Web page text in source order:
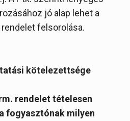
jó alap lehet a
felsorolása.
kötelezettsége
rendelet tételesen
fogyasztónak milyen